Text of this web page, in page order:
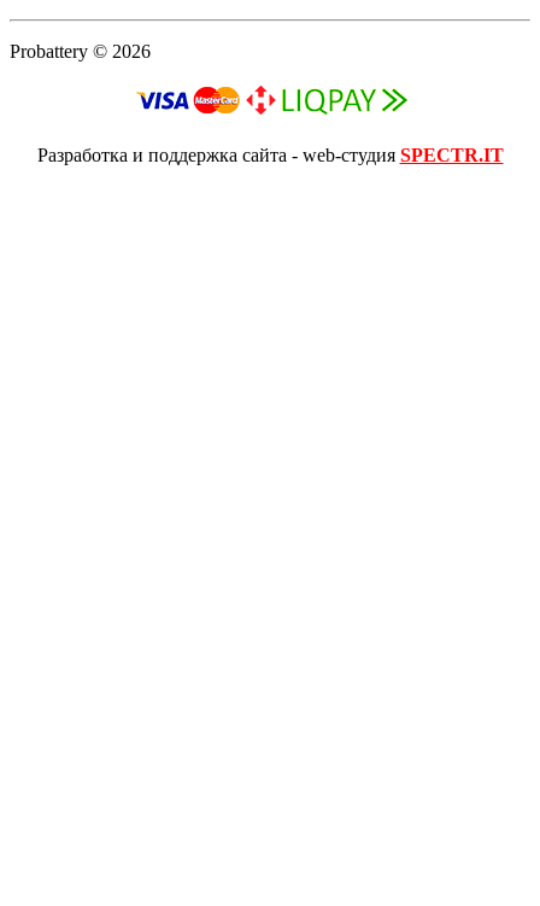
Probattery © 2026
Разработка и поддержка сайта - web-студия SPECTR.IT